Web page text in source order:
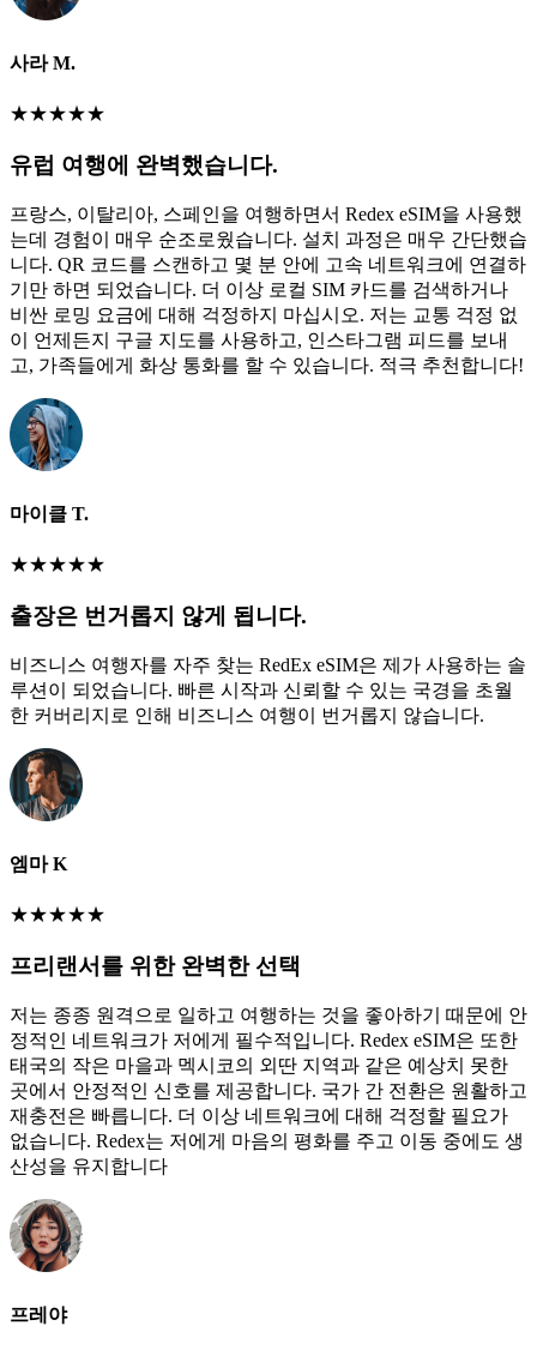
사라 M.
★★★★★
유럽 여행에 완벽했습니다.
프랑스, 이탈리아, 스페인을 여행하면서 Redex eSIM을 사용했
는데 경험이 매우 순조로웠습니다. 설치 과정은 매우 간단했습
니다. QR 코드를 스캔하고 몇 분 안에 고속 네트워크에 연결하
기만 하면 되었습니다. 더 이상 로컬 SIM 카드를 검색하거나
비싼 로밍 요금에 대해 걱정하지 마십시오. 저는 교통 걱정 없
이 언제든지 구글 지도를 사용하고, 인스타그램 피드를 보내
고, 가족들에게 화상 통화를 할 수 있습니다. 적극 추천합니다!
마이클 T.
★★★★★
출장은 번거롭지 않게 됩니다.
비즈니스 여행자를 자주 찾는 RedEx eSIM은 제가 사용하는 솔
루션이 되었습니다. 빠른 시작과 신뢰할 수 있는 국경을 초월
한 커버리지로 인해 비즈니스 여행이 번거롭지 않습니다.
엠마 K
★★★★★
프리랜서를 위한 완벽한 선택
저는 종종 원격으로 일하고 여행하는 것을 좋아하기 때문에 안
정적인 네트워크가 저에게 필수적입니다. Redex eSIM은 또한
태국의 작은 마을과 멕시코의 외딴 지역과 같은 예상치 못한
곳에서 안정적인 신호를 제공합니다. 국가 간 전환은 원활하고
재충전은 빠릅니다. 더 이상 네트워크에 대해 걱정할 필요가
없습니다. Redex는 저에게 마음의 평화를 주고 이동 중에도 생
산성을 유지합니다
프레야